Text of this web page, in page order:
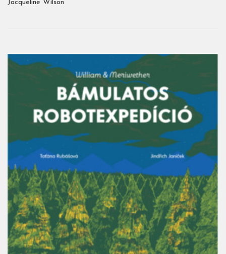
Jacqueline Wilson